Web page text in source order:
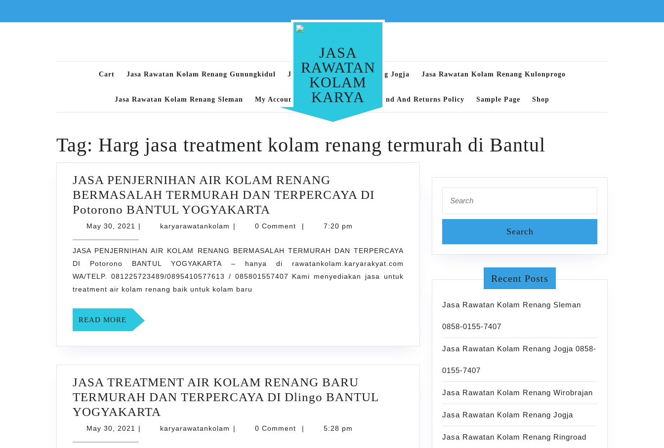
JASA
RAWATAN
KOLAM
KARYA
Cart Jasa Rawatan Kolam Renang Gunungkidul Jasa Rawatan Kolam Renang Jogja Jasa Rawatan Kolam Renang Kulonprogo
Jasa Rawatan Kolam Renang Sleman My Account Privacy Policy Refund And Returns Policy Sample Page Shop
Tag: Harg jasa treatment kolam renang termurah di Bantul
JASA PENJERNIHAN AIR KOLAM RENANG
BERMASALAH TERMURAH DAN TERPERCAYA DI
Potorono BANTUL YOGYAKARTA
PENJERNIHAN
KOLAM
RENANG
BERMASALAH
YOGYAKARTA
May 30, 2021
May
| karyarawatankolam karyarawatankolam
| 0 Comment | 7:20 pm
JASA PENJERNIHAN AIR KOLAM RENANG BERMASALAH TERMURAH DAN TERPERCAYA
DI Potorono BANTUL YOGYAKARTA – hanya di rawatankolam.karyarakyat.com
WA/TELP. 081225723489/0895410577613 / 085801557407 Kami menyediakan jasa untuk
treatment air kolam renang baik untuk kolam baru
READ MORE READ
MORE
JASA TREATMENT AIR KOLAM RENANG BARU
TERMURAH DAN TERPERCAYA DI Dlingo BANTUL
YOGYAKARTA
TREATMENT
May 30, 2021
May
| karyarawatankolam karyarawatankolam
| 0 Comment | 5:28 pm
for:
Recent Posts
Jasa Rawatan Kolam Renang Sleman
0858-0155-7407
Jasa Rawatan Kolam Renang Jogja 0858-
0155-7407
Jasa Rawatan Kolam Renang Wirobrajan
Jasa Rawatan Kolam Renang Jogja
Jasa Rawatan Kolam Renang Ringroad